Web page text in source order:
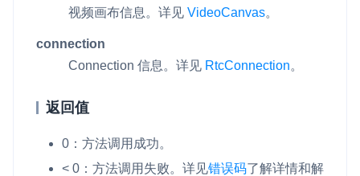
视频画布信息。详见 VideoCanvas。
connection
Connection 信息。详见 RtcConnection。
返回值
0：方法调用成功。
< 0：方法调用失败。 详见错误码了解详情和解